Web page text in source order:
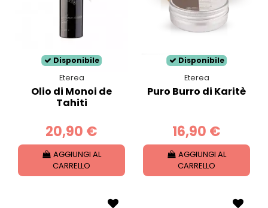
Disponibile
Eterea
Olio di Monoi de
Tahiti
20,90 €
AGGIUNGI AL
CARRELLO
Disponibile
Eterea
Puro Burro di Karitè
16,90 €
AGGIUNGI AL
CARRELLO